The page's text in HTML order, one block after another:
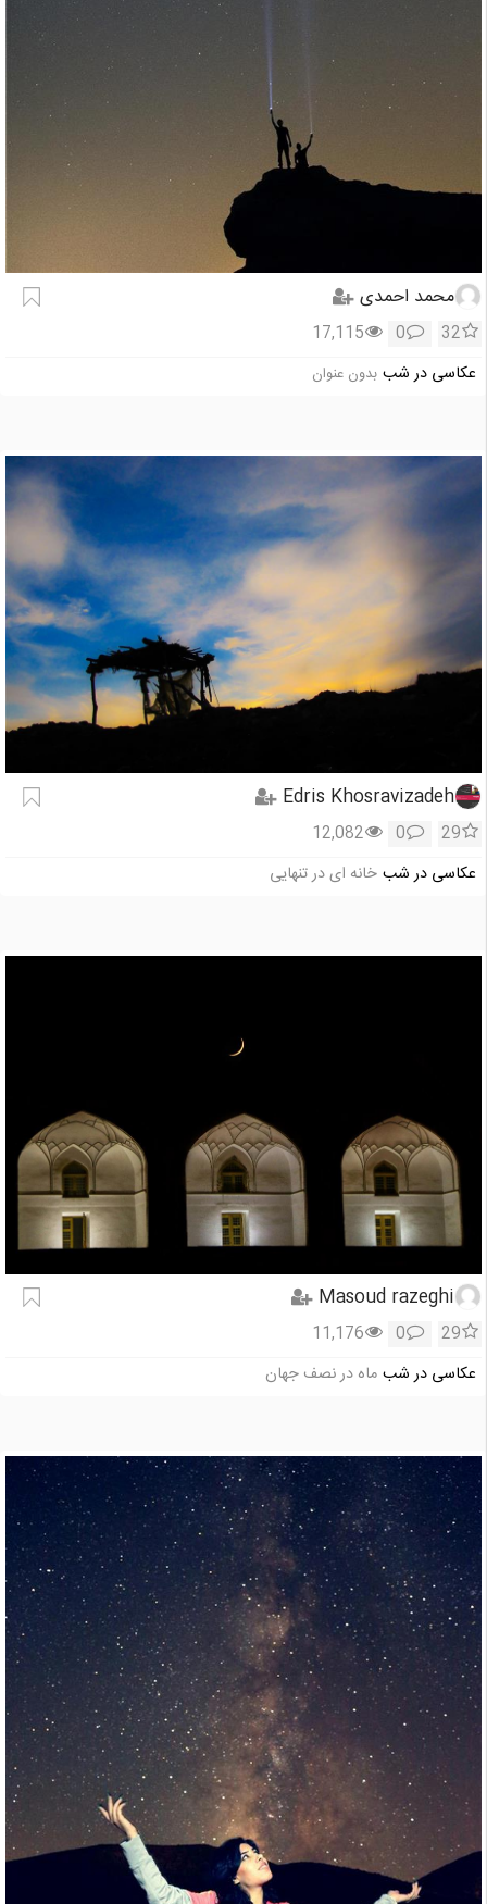
محمد احمدی
32
0
17,115
عکاسی در شب بدون عنوان
Edris Khosravizadeh
29
0
12,082
عکاسی در شب خانه ای در تنهایی
Masoud razeghi
29
0
11,176
عکاسی در شب ماه در نصف جهان